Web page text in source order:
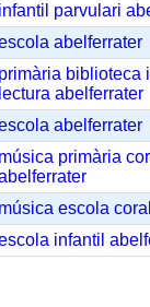
infantil parvulari
abelferrater
primària biblioteca
lectura abelferrater
abelferrater
música primària
música escola coral
infantil